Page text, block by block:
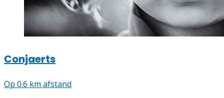
Conjaerts
Op 0.6 km afstand